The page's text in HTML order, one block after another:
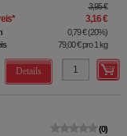
3,95 €
* 3,16 €
0,79 €(20%)
79,00 €pro 1 kg
Details
0